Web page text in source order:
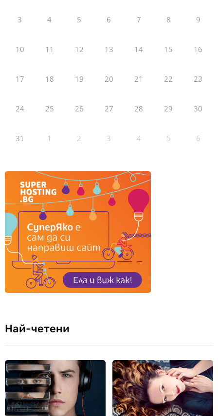
3 4 5 6 7 8 9
10 11 12 13 14 15 16
17 18 19 20 21 22 23
24 25 26 27 28 29 30
31 1 2 3 4 5 6
Най-четени